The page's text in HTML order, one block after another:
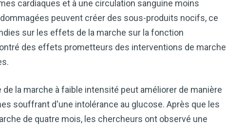
cardiaques et à une circulation sanguine moins
peuvent créer des sous-produits nocifs, ce
sur les effets de la marche sur la fonction
des effets prometteurs des interventions de marche
la marche à faible intensité peut améliorer de manière
souffrant d'une intolérance au glucose. Après que les
de quatre mois, les chercheurs ont observé une